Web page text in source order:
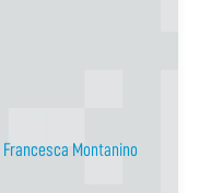
Francesca Montanino